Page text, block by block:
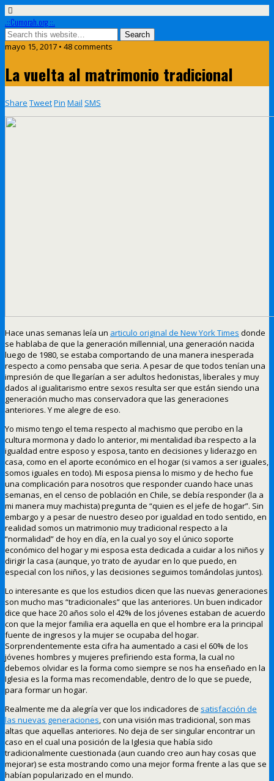
.::Cumorah.org ::.
mayo 15, 2017 • 48 comments
La vuelta al matrimonio tradicional
Share TweetPin Mail SMS
Hace unas semanas leía un articulo original de New York Times donde
se hablaba de que la generación millennial, una generación nacida
luego de 1980, se estaba comportando de una manera inesperada
respecto a como pensaba que seria. A pesar de que todos tenían una
impresión de que llegarían a ser adultos hedonistas, liberales y muy
dados al igualitarismo entre sexos resulta ser que están siendo una
generación mucho mas conservadora que las generaciones
anteriores. Y me alegre de eso.
Yo mismo tengo el tema respecto al machismo que percibo en la
cultura mormona y dado lo anterior, mi mentalidad iba respecto a la
igualdad entre esposo y esposa, tanto en decisiones y liderazgo en
casa, como en el aporte económico en el hogar (si vamos a ser iguales,
somos iguales en todo). Mi esposa piensa lo mismo y de hecho fue
una complicación para nosotros que responder cuando hace unas
semanas, en el censo de población en Chile, se debía responder (la a
mi manera muy machista) pregunta de “quien es el jefe de hogar”. Sin
embargo y a pesar de nuestro deseo por igualdad en todo sentido, en
realidad somos un matrimonio muy tradicional respecto a la
“normalidad” de hoy en día, en la cual yo soy el único soporte
económico del hogar y mi esposa esta dedicada a cuidar a los niños y
dirigir la casa (aunque, yo trato de ayudar en lo que puedo, en
especial con los niños, y las decisiones seguimos tomándolas juntos).
Lo interesante es que los estudios dicen que las nuevas generaciones
son mucho mas “tradicionales” que las anteriores. Un buen indicador
dice que hace 20 años solo el 42% de los jóvenes estaban de acuerdo
con que la mejor familia era aquella en que el hombre era la principal
fuente de ingresos y la mujer se ocupaba del hogar.
Sorprendentemente esta cifra ha aumentado a casi el 60% de los
jóvenes hombres y mujeres prefiriendo esta forma, la cual no
debemos olvidar es la forma como siempre se nos ha enseñado en la
Iglesia es la forma mas recomendable, dentro de lo que se puede,
para formar un hogar.
Realmente me da alegría ver que los indicadores de satisfacción de
las nuevas generaciones, con una visión mas tradicional, son mas
altas que aquellas anteriores. No deja de ser singular encontrar un
caso en el cual una posición de la Iglesia que había sido
tradicionalmente cuestionada (aun cuando creo aun hay cosas que
mejorar) se esta mostrando como una mejor forma frente a las que se
habían popularizado en el mundo.